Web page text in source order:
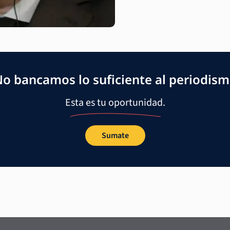
bancamos lo suficiente al
Esta es tu oportunidad.
Sumate